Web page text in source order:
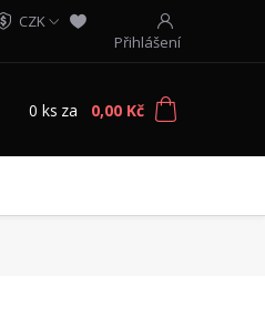
CZK
Přihlášení
0 ks za 0,00 Kč